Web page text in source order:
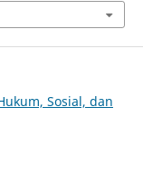
Sosial, dan